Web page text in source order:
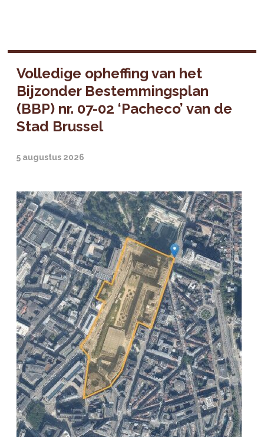
Volledige opheffing van het
Bijzonder Bestemmingsplan
(BBP) nr. 07-02 ‘Pacheco’ van de
Stad Brussel
5 augustus 2026